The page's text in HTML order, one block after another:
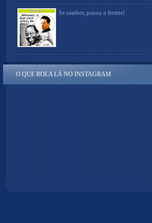
Se souber, passa a frente!
O QUE ROLA LÁ NO INSTAGRAM